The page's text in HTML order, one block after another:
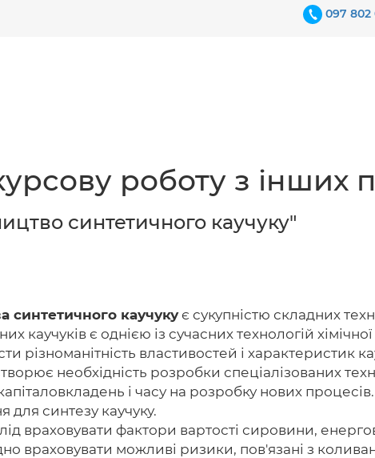
097 802
роботу з інших
синтетичного каучуку"
синтетичного каучукує сукупністю складних
каучуків є однією із сучасних технологій
різноманітність властивостей і характеристик
необхідність розробки спеціалізованих
і часу на розробку нових
для синтезу каучуку.
враховувати фактори вартості сировини,
враховувати можливі ризики, пов'язані з